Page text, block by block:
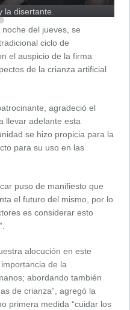
la disertante.
del jueves, se
ciclo de
el auspicio de la firma
de la crianza artificial
agradeció el
llevar adelante esta
se hizo propicia para la
para su uso en las
puso de manifiesto que
el futuro del mismo, por lo
es considerar esto
alocución en este
de la
abordando también
de crianza”, agregó la
primera medida “cuidar los